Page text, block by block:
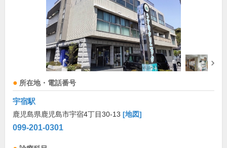
所在地・電話番号
宇宿駅
鹿児島県鹿児島市宇宿4丁目30-13 [地図]
099-201-0301